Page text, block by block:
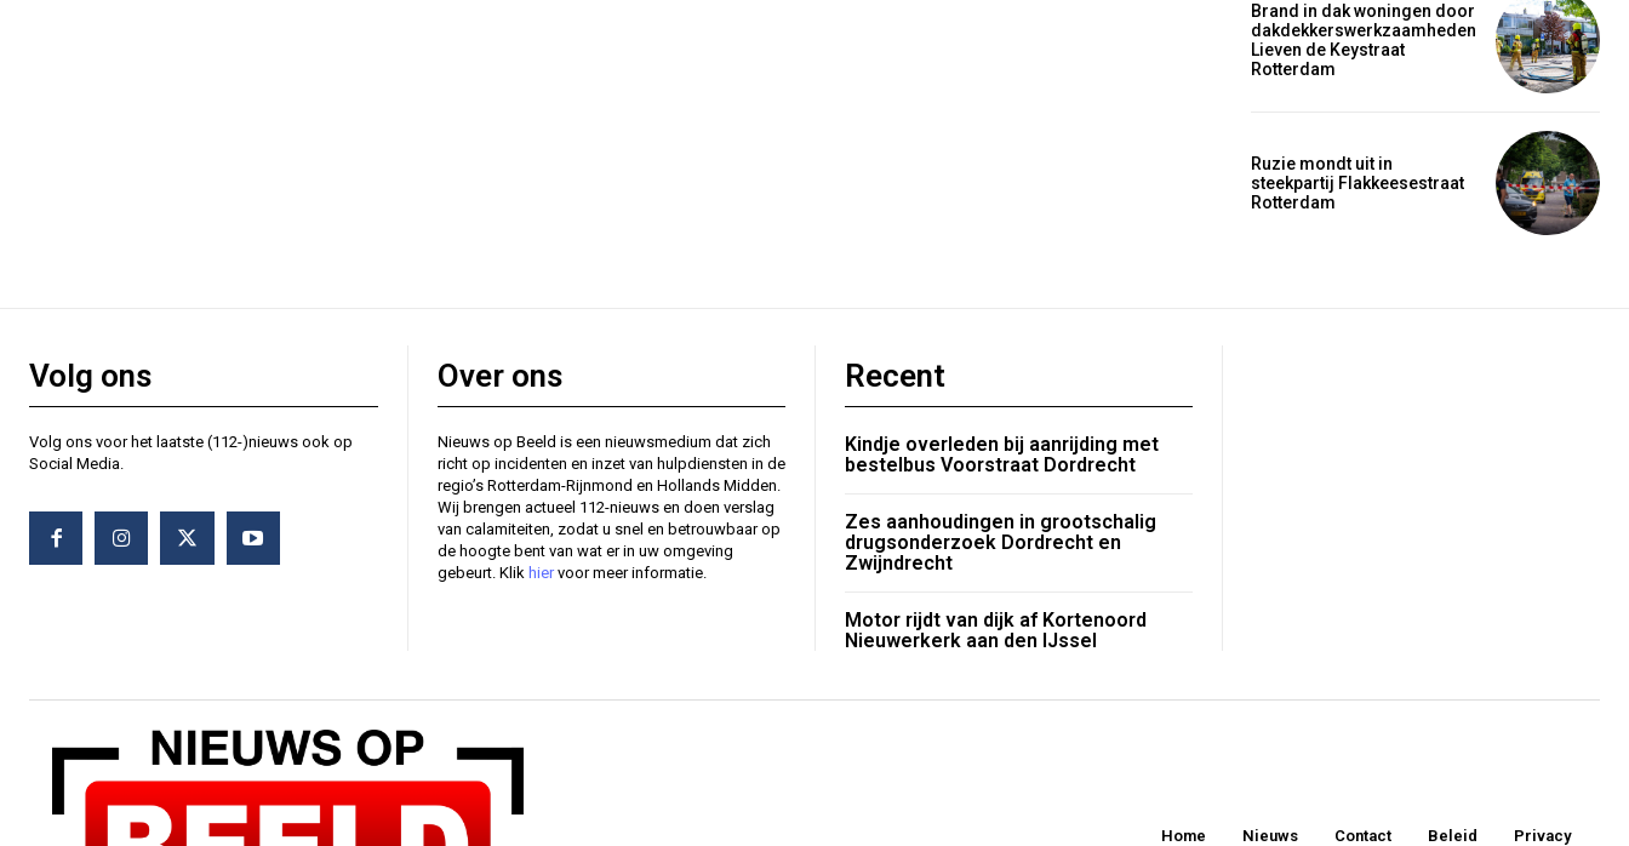
Brand in dak woningen door
dakdekkerswerkzaamheden
Lieven de Keystraat
Rotterdam
Ruzie mondt uit in
steekpartij Flakkeesestraat
Rotterdam
Volg ons
Volg ons voor het laatste (112-)nieuws ook op
Social Media.
Over ons
Nieuws op Beeld is een nieuwsmedium dat zich
richt op incidenten en inzet van hulpdiensten in de
regio’s Rotterdam-Rijnmond en Hollands Midden.
Wij brengen actueel 112-nieuws en doen verslag
van calamiteiten, zodat u snel en betrouwbaar op
de hoogte bent van wat er in uw omgeving
gebeurt. Klik hiervoor meer informatie.
Recent
Kindje overleden bij aanrijding met
bestelbus Voorstraat Dordrecht
Zes aanhoudingen in grootschalig
drugsonderzoek Dordrecht en
Zwijndrecht
Motor rijdt van dijk af Kortenoord
Nieuwerkerk aan den IJssel
Home Nieuws Contact Beleid Privacy